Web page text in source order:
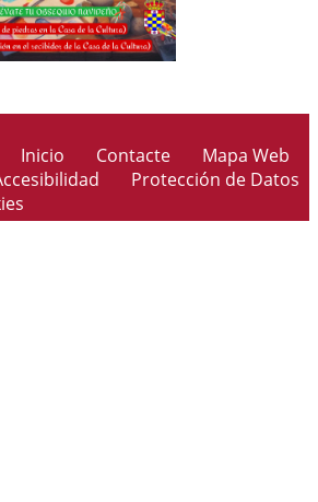
Inicio Contacte
Mapa Web
Protección de Datos